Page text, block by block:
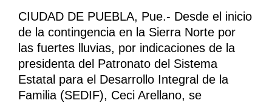
CIUDAD DE PUEBLA, Pue.- Desde el inicio
de la contingencia en la Sierra Norte por
las fuertes lluvias, por indicaciones de la
presidenta del Patronato del Sistema
Estatal para el Desarrollo Integral de la
Familia (SEDIF), Ceci Arellano, se